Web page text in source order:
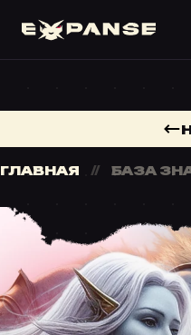
ГЛАВНАЯ БАЗА